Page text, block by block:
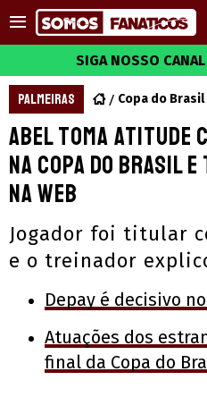
SIGA NOSSO
PALMEIRAS Copa do Brasil
Abel toma atitude
na Copa do Brasil
na web
Jogador foi titular
e o treinador
Depay é decisivo
Atuações dos
final da Copa do